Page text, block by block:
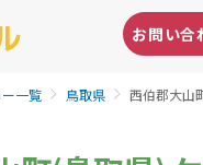
お問い合
一覧 鳥取県 西伯郡大山